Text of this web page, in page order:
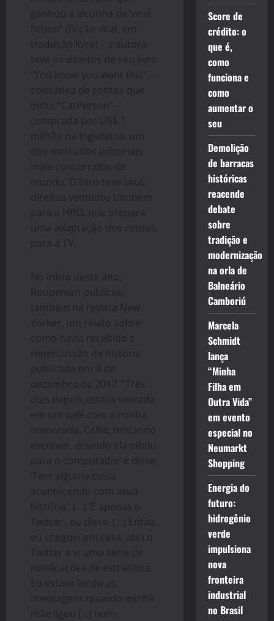
ganhou a alcunha de“viral
fiction” (ficção viral, em
tradução livre) – a autora
teve os direitos de seu livro
“You know you want this” –
coletânea de contos que
inclui “CatPerson” –
comprada por US$ 1
milhão na Inglaterra, um
dos mercados editoriais
mais concorridos do
mundo. O livro teve seus
direitos vendidos também
para a HBO, que prepara
uma adaptação dos contos
para a TV.
No início deste ano,
Roupenian publicou,
também na revista New
Yorker, um relato sobre
como havia recebido a
repercussão da história
publicada em 4 de
dezembro de 2017. “Três
dias depois,estava sentada
em um café com a minha
namorada, Callie, tentando
escrever, quando ela olhou
para o computador e disse:
‘Tem alguma coisa
acontecendo com asua
história.’ (…) ‘É apenas o
Twitter’, eu disse. (…) Então
eu cheguei em casa, abri o
Twitter e vi uma série de
notificações de estranhos.
Eu estava lendo as
mensagens quando minha
mãe ligou (…) num
Score de
crédito: o
que é,
como
funciona e
como
aumentar o
seu
Demolição
de barracas
históricas
reacende
debate
sobre
tradição e
modernização
na orla de
Balneário
Camboriú
Marcela
Schmidt
lança
“Minha
Filha em
Outra Vida”
em evento
especial no
Neumarkt
Shopping
Energia do
futuro:
hidrogênio
verde
impulsiona
nova
fronteira
industrial
no Brasil